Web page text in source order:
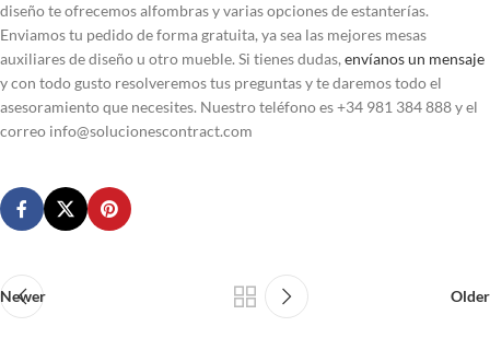
diseño te ofrecemos alfombras y varias opciones de estanterías.
Enviamos tu pedido de forma gratuita, ya sea las mejores mesas
auxiliares de diseño u otro mueble. Si tienes dudas, envíanos un mensaje
y con todo gusto resolveremos tus preguntas y te daremos todo el
asesoramiento que necesites. Nuestro teléfono es +34 981 384 888 y el
correo info@solucionescontract.com
Newer Older